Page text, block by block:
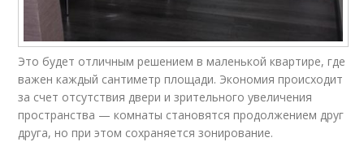
Это будет отличным решением в маленькой квартире, где
важен каждый сантиметр площади. Экономия происходит
за счет отсутствия двери и зрительного увеличения
пространства — комнаты становятся продолжением друг
друга, но при этом сохраняется зонирование.